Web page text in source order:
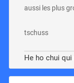
aussi les plus
tschuss
He ho chui